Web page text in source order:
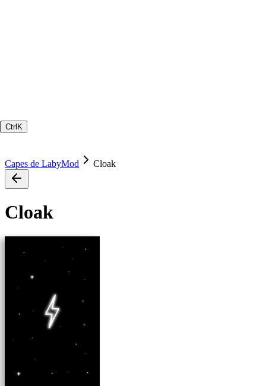
Ctrl K
Capes de LabyMod Cloak
Cloak